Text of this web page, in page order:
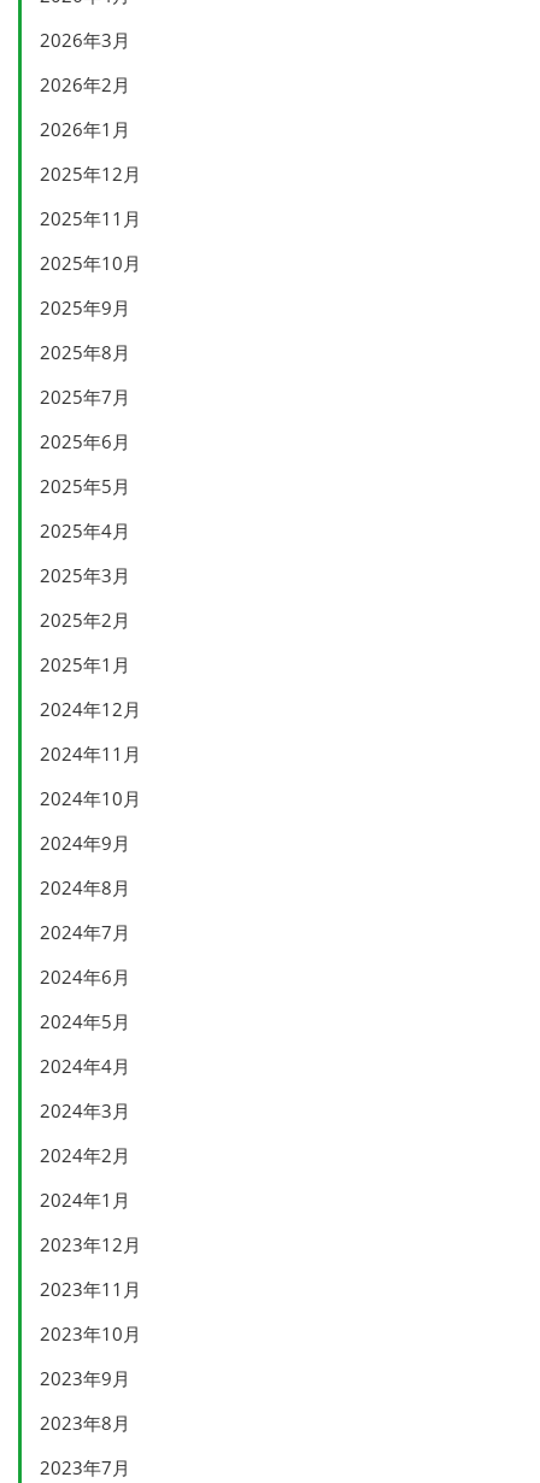
2026年3月
2026年2月
2026年1月
2025年12月
2025年11月
2025年10月
2025年9月
2025年8月
2025年7月
2025年6月
2025年5月
2025年4月
2025年3月
2025年2月
2025年1月
2024年12月
2024年11月
2024年10月
2024年9月
2024年8月
2024年7月
2024年6月
2024年5月
2024年4月
2024年3月
2024年2月
2024年1月
2023年12月
2023年11月
2023年10月
2023年9月
2023年8月
2023年7月